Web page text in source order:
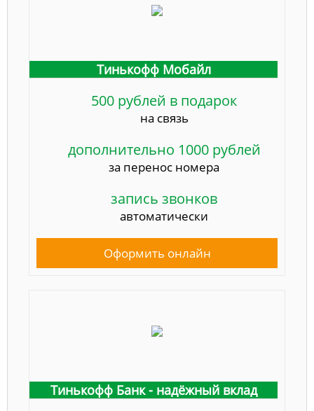
Тинькофф Мобайл
500 рублей в подарок
на связь
дополнительно 1000 рублей
за перенос номера
запись звонков
автоматически
Оформить онлайн
Тинькофф Банк - надёжный вклад